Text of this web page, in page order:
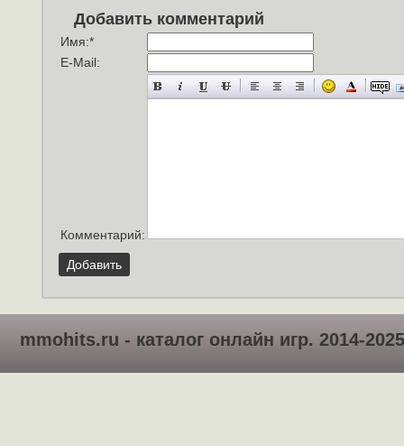
Добавить комментарий
Имя:*
E-Mail:
Комментарий:
Добавить
mmohits.ru - каталог онлайн игр. 2014-2025